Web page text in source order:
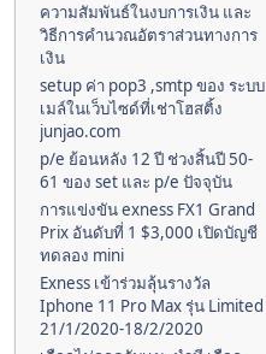
ความสัมพันธ์ในงบการเงิน และ
วิธีการคำนวณอัตราส่วนทางการ
เงิน
setup ค่า pop3 ,smtp ของ ระบบ
เมล์ในเว็บไซด์ที่เช่าโฮสติ้ง
junjao.com
p/e ย้อนหลัง 12 ปี ช่วงสิ้นปี 50-
61 ของ set และ p/e ปัจจุบัน
การแข่งขัน exness FX1 Grand
Prix อันดับที่ 1 $3,000 เปิดบัญชี
ทดลอง mini
Exness เข้าร่วมลุ้นรางวัล
Iphone 11 Pro Max รุ่น Limited
21/1/2020-18/2/2020